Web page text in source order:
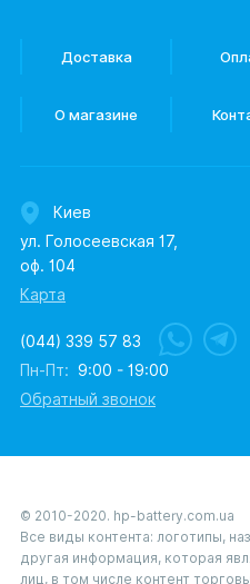
Доставка
О магазине
Киев
ул. Голосеевская 17,
оф. 104
Карта
(044) 339 57 83
Пн-Пт: 9:00 - 19:00
Обратный звонок
© 2010-2020. hp-battery.com.ua
Все виды контента: логотипы,
другая информация, которая
лиц, в том числе контент